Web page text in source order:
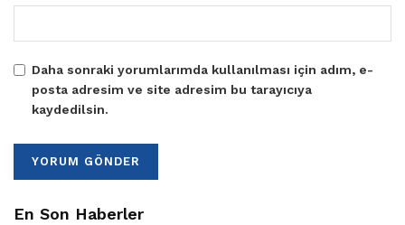
Daha sonraki yorumlarımda kullanılması için adım, e-
posta adresim ve site adresim bu tarayıcıya
kaydedilsin.
En Son Haberler